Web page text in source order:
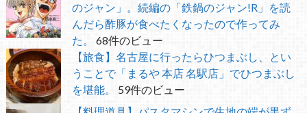
のジャン」。続編の「鉄鍋のジャン!R」を読
んだら酢豚が食べたくなったので作ってみ
た。
68件のビュー
【旅食】名古屋に行ったらひつまぶし、とい
うことで「まるや 本店 名駅店」でひつまぶし
を堪能。
59件のビュー